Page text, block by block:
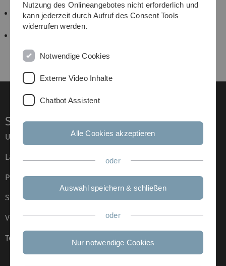
Professor Stelzer´s PhD student: Sebastian
Aichmann
Service
Universität von A–Z
Lagepläne
Presse
Stellenangebote
Veranstaltungskalender
Telefonverzeichnis
Nutzung des Onlineangebotes nicht erforderlich und
kann jederzeit durch Aufruf des Consent Tools
widerrufen werden.
Notwendige Cookies
Externe Video Inhalte
Chatbot Assistent
Alle Cookies akzeptieren
oder
Auswahl speichern & schließen
oder
Nur notwendige Cookies